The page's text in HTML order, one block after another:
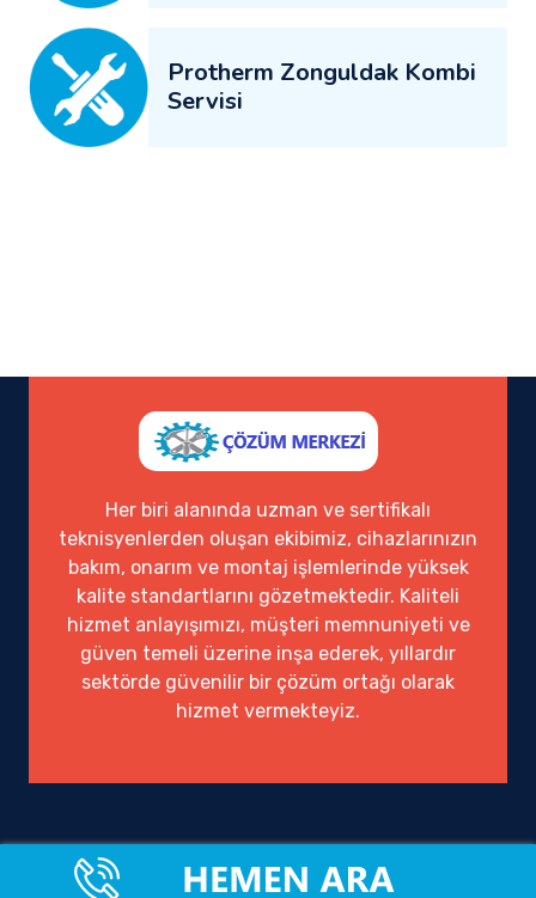
Protherm Zonguldak Kombi
Servisi
Her biri alanında uzman ve sertifikalı
teknisyenlerden oluşan ekibimiz, cihazlarınızın
bakım, onarım ve montaj işlemlerinde yüksek
kalite standartlarını gözetmektedir. Kaliteli
hizmet anlayışımızı, müşteri memnuniyeti ve
güven temeli üzerine inşa ederek, yıllardır
sektörde güvenilir bir çözüm ortağı olarak
hizmet vermekteyiz.
Ofisimiz